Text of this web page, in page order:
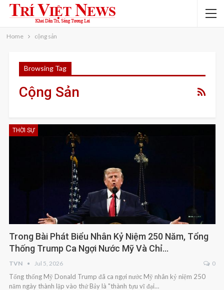
Home cộng sản
Browsing Tag
Cộng Sản
THỜI SỰ
Trong Bài Phát Biểu Nhân Kỷ Niệm 250 Năm, Tổng
Thống Trump Ca Ngợi Nước Mỹ Và Chỉ…
TVN Jul 5, 2026 0
Tổng thống Mỹ Donald Trump đã ca ngợi nước Mỹ nhân kỷ niệm 250
năm ngày thành lập vào thứ Bảy là "thành tựu vĩ đại…